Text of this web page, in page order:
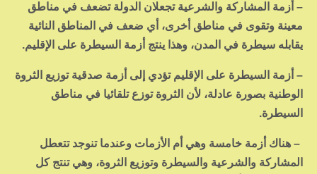
– أزمة المشاركة والشرعية تجعلان الدولة تضعف في مناطق
معينة وتقوى في مناطق أخرى، أي ضعف في المناطق النائية
يقابله سيطرة في المدن، وهذا ينتج أزمة السيطرة على الإقليم.
– أزمة السيطرة على الإقليم تؤدي إلى أزمة صدقية توزيع الثروة
الوطنية بصورة عادلة، لأن الثروة توزع تلقائيا في مناطق
السيطرة.
– هناك أزمة خامسة وهي أم الأزمات وعندما تنوجد تتعطل
المشاركة والشرعية والسيطرة وتوزيع الثروة، وهي تنتج كل